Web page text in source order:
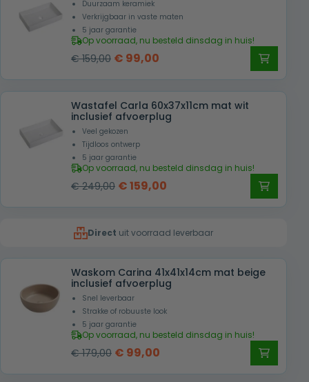
Duurzaam keramiek
Verkrijgbaar in vaste maten
5 jaar garantie
Op voorraad, nu besteld dinsdag in huis!
€159,00 Oorspronkelijke
was:
€ 159,00.
€ 99,00
is:
€ 99,00.
Wastafel Carla 60x37x11cm mat wit
inclusief afvoerplug
Veel gekozen
Tijdloos ontwerp
5 jaar garantie
Op voorraad, nu besteld dinsdag in huis!
€249,00 Oorspronkelijke
€ 249,00.
€159,00
€ 159,00.
Direct uit voorraad leverbaar
Waskom Carina 41x41x14cm mat beige
inclusief afvoerplug
Snel leverbaar
Strakke of robuuste look
5 jaar garantie
Op voorraad, nu besteld dinsdag in huis!
€179,00 Oorspronkelijke
€ 99,00